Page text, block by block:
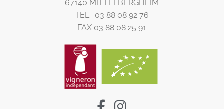
67140 MITTELBERGHEIM
TEL. 03 88 08 92 76
FAX 03 88 08 25 91